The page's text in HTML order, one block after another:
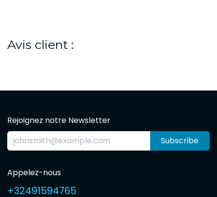
Avis client :
Rejoignez notre Newsletter
Subscribe
Appelez-nous
+32491594765